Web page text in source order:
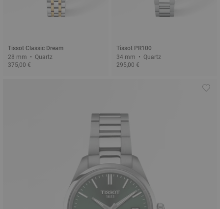
Tissot Classic Dream
28 mm • Quartz
375,00 €
Tissot PR100
34 mm • Quartz
295,00 €